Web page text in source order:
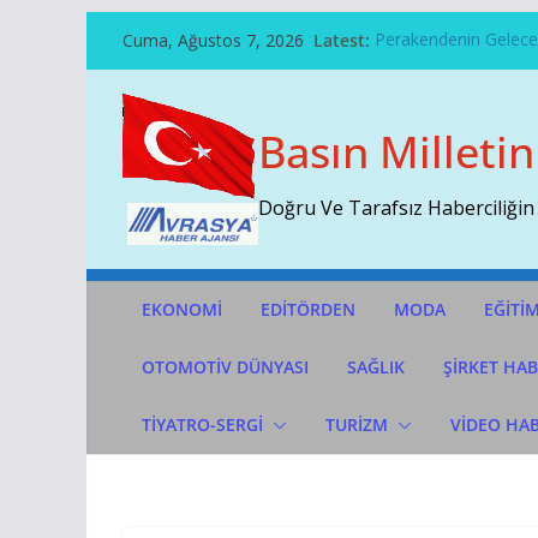
Cuma, Ağustos 7, 2026 Latest: Perakendenin
Temmuz Ayı
Sivri Biber
İTO’ya Göre,
Basın
Doğru Ve Tarafsız
EKONOMİ EDİTÖRDEN MODA EĞİTİM
OTOMOTIV DÜNYASI SAĞLIK ŞİRKET
TİYATRO-SERGİ TURİZM VİDEO